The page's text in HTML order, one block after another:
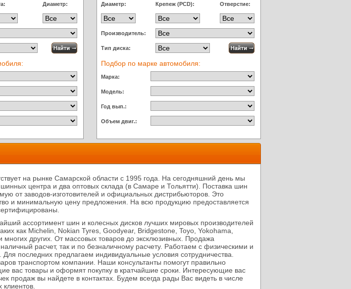
Диаметр: Диаметр: Крепеж (PCD): Отверстие:
Производитель:
Тип диска:
Подбор по марке автомобиля:
Марка:
Модель:
Год вып.:
Объем двиг.:
на рынке Самарской области с 1995 года. На сегодняшний день мы
центра и два оптовых склада (в Самаре и Тольятти). Поставка шин
от заводов-изготовителей и официальных дистрибьюторов. Это
и минимальную цену предложения. На всю продукцию предоставляется
ассортимент шин и колесных дисков лучших мировых производителей
как Michelin, Nokian Tyres, Goodyear, Bridgestone, Toyo, Yokohama,
многих других. От массовых товаров до эксклюзивных. Продажа
расчет, так и по безналичному расчету. Работаем с физическими и
последних предлагаем индивидуальные условия сотрудничества.
транспортом компании. Наши консультанты помогут правильно
вас товары и оформят покупку в кратчайшие сроки. Интересующие вас
продаж вы найдете в контактах. Будем всегда рады Вас видеть в числе